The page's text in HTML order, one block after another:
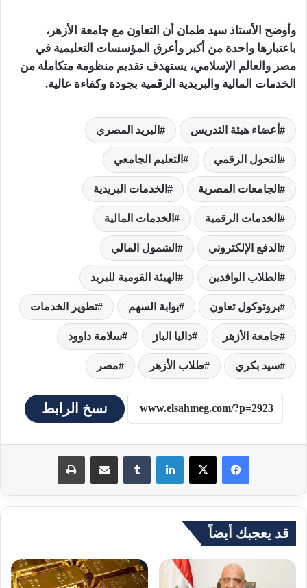
وأوضح الأستاذ سيد طمان أن التعاون مع جامعة الأزهر،
باعتبارها واحدة من أكبر وأعرق المؤسسات التعليمية في
مصر والعالم الإسلامي، يستهدف تقديم منظومة متكاملة من
الخدمات المالية والبريدية الرقمية بجودة وكفاءة عالية.
أعضاء هيئة التدريس البريد المصري
التحول الرقمي التعليم الجامعي
الجامعات المصرية الخدمات البريدية
الخدمات الرقمية الخدمات المالية
الدفع الإلكتروني الشمول المالي
الطلاب الوافدين الهيئة القومية للبريد
بروتوكول تعاون بوابة السهم تطوير الخدمات
جامعة الأزهر داليا الباز سلامة داوود
سيد بكري طلاب الأزهر مصر
نسخ الرابط
لينكدإن مشاركة عبر البريد طباعة
قد يعجبك أيضاً